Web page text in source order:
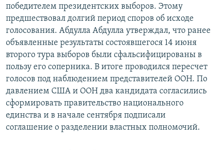
победителем президентских выборов. Этому
предшествовал долгий период споров об исходе
голосования. Абдулла Абдулла утверждал, что ранее
объявленные результаты состоявшегося 14 июня
второго тура выборов были сфальсифицированы в
пользу его соперника. В итоге проводился пересчет
голосов под наблюдением представителей ООН. По
давлением США и ООН два кандидата согласились
сформировать правительство национального
единства и в начале сентября подписали
соглашение о разделении властных полномочий.